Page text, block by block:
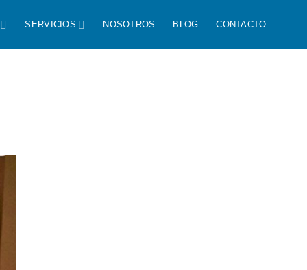
SERVICIOS NOSOTROS BLOG CONTACTO